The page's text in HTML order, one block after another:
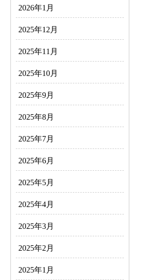
2026年1月
2025年12月
2025年11月
2025年10月
2025年9月
2025年8月
2025年7月
2025年6月
2025年5月
2025年4月
2025年3月
2025年2月
2025年1月